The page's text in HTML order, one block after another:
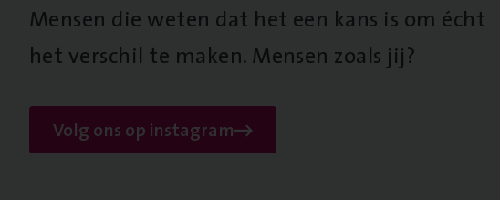
Mensen die weten dat het een kans is om écht
het verschil te maken. Mensen zoals jij?
Volg ons op instagram